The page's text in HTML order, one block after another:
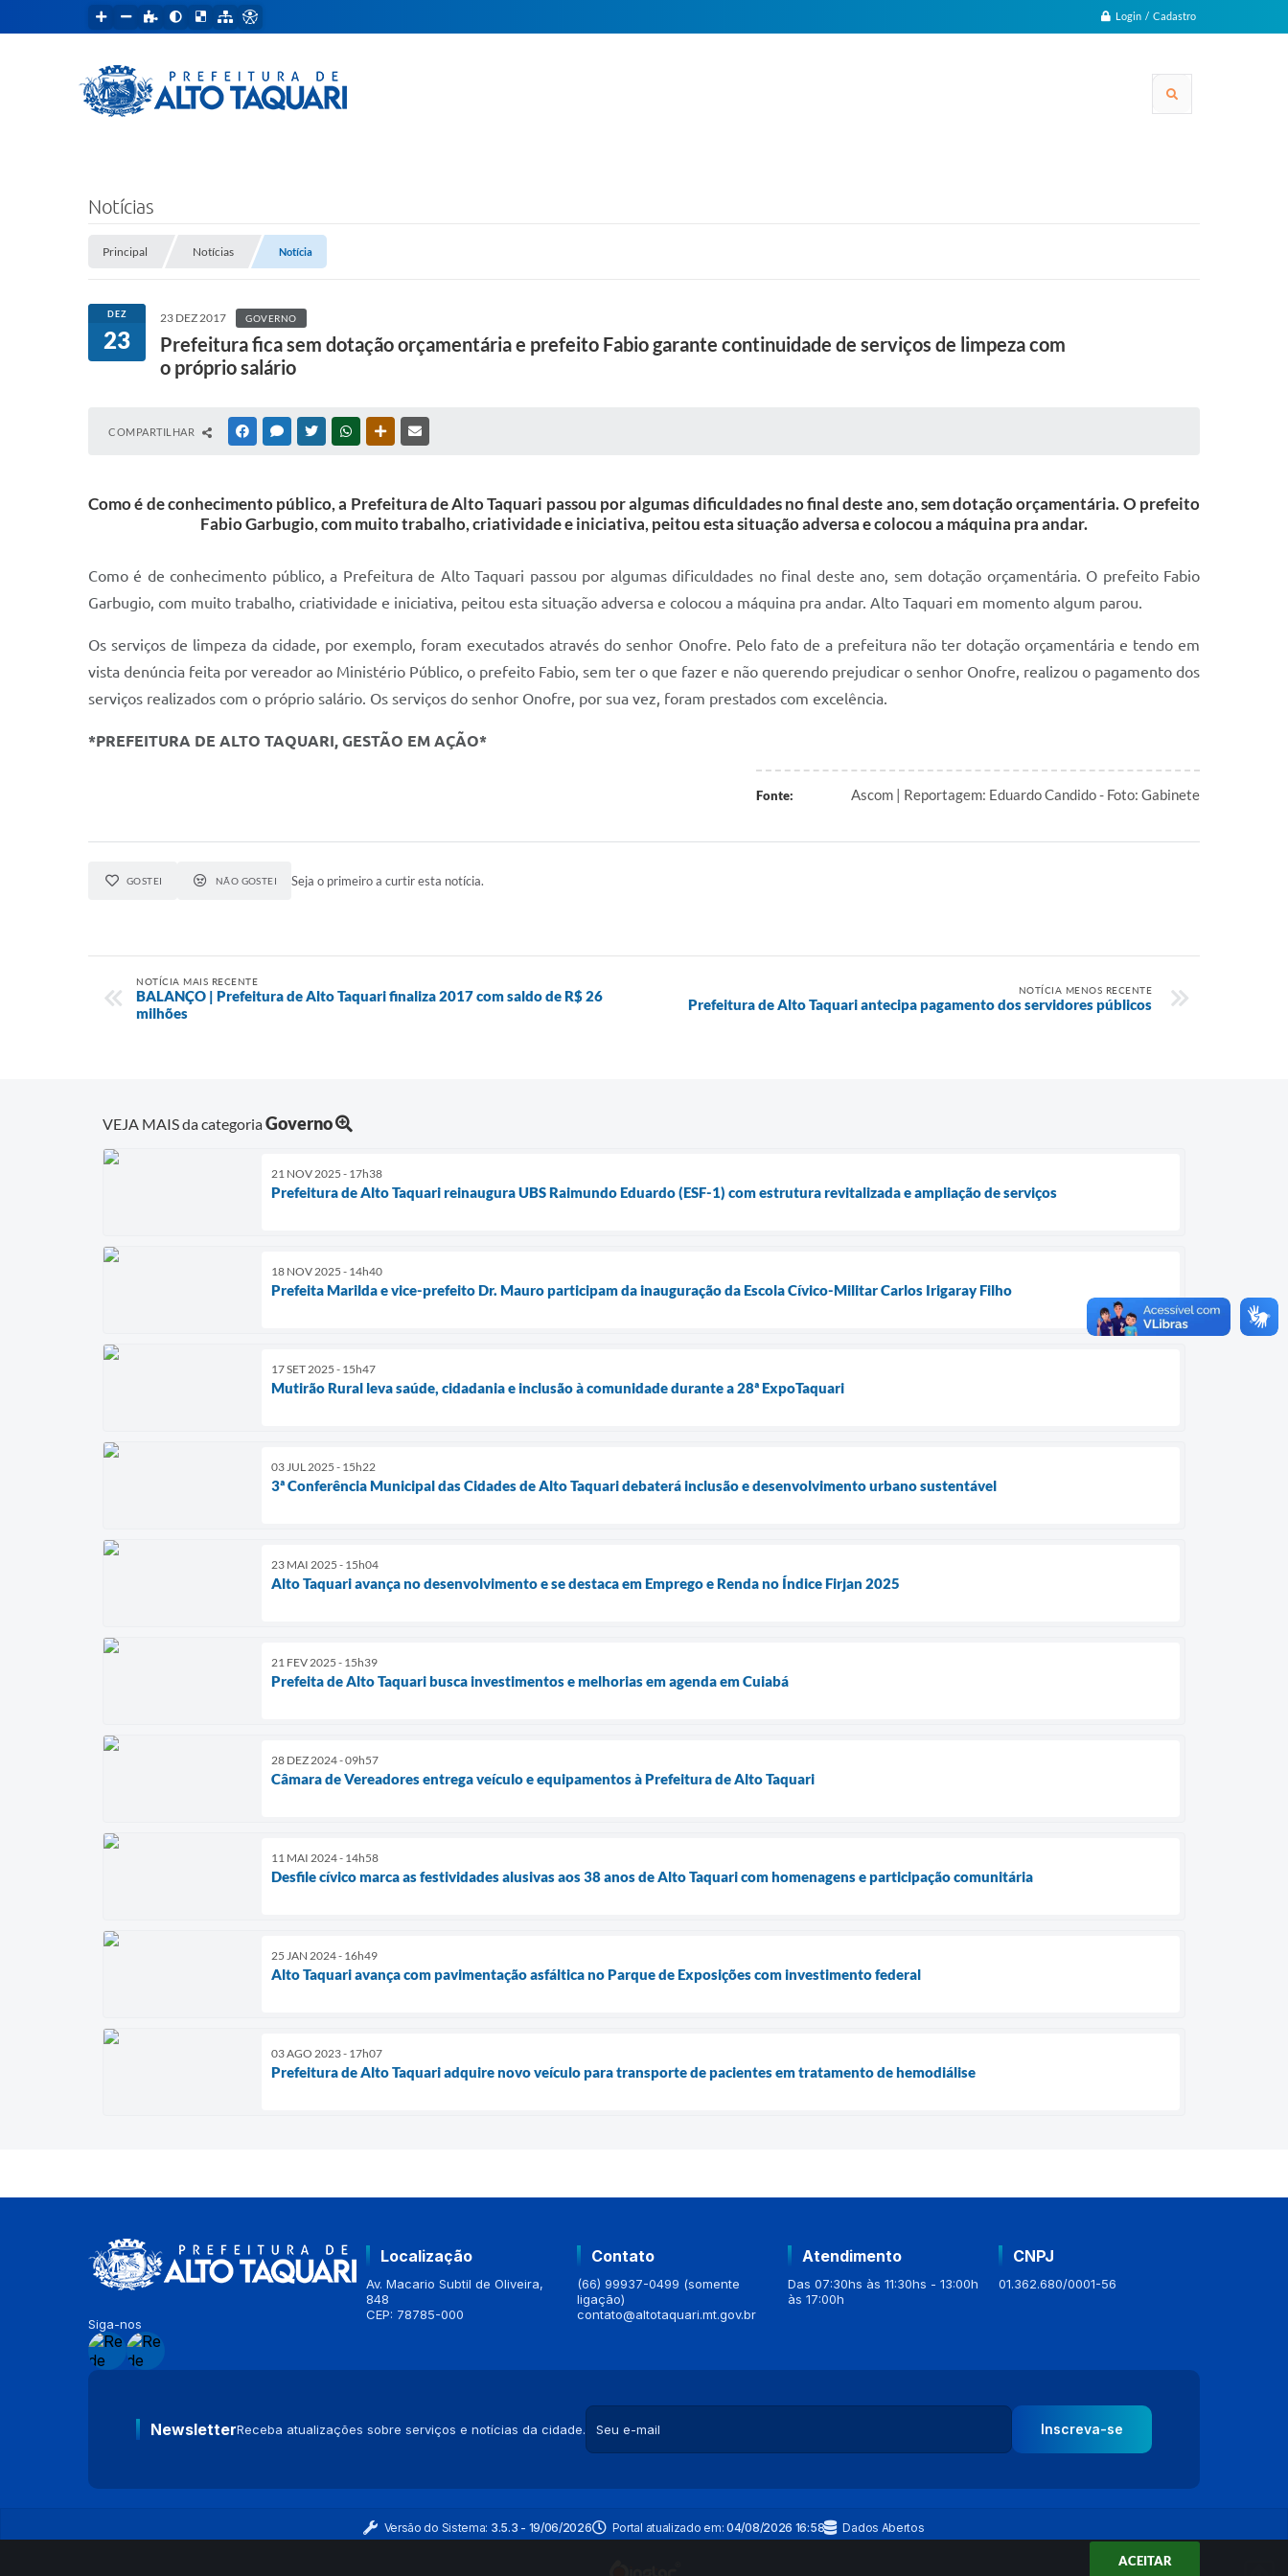
ACEITAR
Login / Cadastro
Notícias
Principal Notícias Notícia
DEZ
23
23 DEZ 2017 GOVERNO
Prefeitura fica sem dotação orçamentária e prefeito Fabio garante continuidade de serviços de limpeza com
o próprio salário
COMPARTILHAR FACEBOOKMESSENGER
TWITTERWHATSAPPOUTRAS MÍDIAS
Como é de conhecimento público, a Prefeitura de Alto Taquari passou por algumas dificuldades no final deste ano, sem dotação orçamentária. O prefeito
Fabio Garbugio, com muito trabalho, criatividade e iniciativa, peitou esta situação adversa e colocou a máquina pra andar.
Como é de conhecimento público, a Prefeitura de Alto Taquari passou por algumas dificuldades no final deste ano, sem dotação orçamentária. O prefeito Fabio
Garbugio, com muito trabalho, criatividade e iniciativa, peitou esta situação adversa e colocou a máquina pra andar. Alto Taquari em momento algum parou.
Os serviços de limpeza da cidade, por exemplo, foram executados através do senhor Onofre. Pelo fato de a prefeitura não ter dotação orçamentária e tendo em
vista denúncia feita por vereador ao Ministério Público, o prefeito Fabio, sem ter o que fazer e não querendo prejudicar o senhor Onofre, realizou o pagamento dos
serviços realizados com o próprio salário. Os serviços do senhor Onofre, por sua vez, foram prestados com excelência.
*PREFEITURA DE ALTO TAQUARI, GESTÃO EM AÇÃO*
Fonte: Ascom | Reportagem: Eduardo Candido - Foto: Gabinete
GOSTEI NÃO GOSTEI Seja o primeiro a curtir esta notícia.
NOTÍCIA MAIS RECENTE
BALANÇO | Prefeitura de Alto Taquari finaliza 2017 com saldo de R$ 26
milhões
NOTÍCIA MENOS RECENTE
Prefeitura de Alto Taquari antecipa pagamento dos servidores públicos
VEJA MAIS da categoriaGoverno
21 NOV 2025 - 17h38
Prefeitura de Alto Taquari reinaugura UBS Raimundo Eduardo (ESF-1) com estrutura revitalizada e ampliação de serviços
18 NOV 2025 - 14h40
Prefeita Marilda e vice-prefeito Dr. Mauro participam da inauguração da Escola Cívico-Militar Carlos Irigaray Filho
17 SET 2025 - 15h47
Mutirão Rural leva saúde, cidadania e inclusão à comunidade durante a 28ª ExpoTaquari
03 JUL 2025 - 15h22
3ª Conferência Municipal das Cidades de Alto Taquari debaterá inclusão e desenvolvimento urbano sustentável
23 MAI 2025 - 15h04
Alto Taquari avança no desenvolvimento e se destaca em Emprego e Renda no Índice Firjan 2025
21 FEV 2025 - 15h39
Prefeita de Alto Taquari busca investimentos e melhorias em agenda em Cuiabá
28 DEZ 2024 - 09h57
Câmara de Vereadores entrega veículo e equipamentos à Prefeitura de Alto Taquari
11 MAI 2024 - 14h58
Desfile cívico marca as festividades alusivas aos 38 anos de Alto Taquari com homenagens e participação comunitária
25 JAN 2024 - 16h49
Alto Taquari avança com pavimentação asfáltica no Parque de Exposições com investimento federal
03 AGO 2023 - 17h07
Prefeitura de Alto Taquari adquire novo veículo para transporte de pacientes em tratamento de hemodiálise
Siga-nos
Localização
Av. Macario Subtil de Oliveira,
848
CEP: 78785-000
Contato
(66) 99937-0499 (somente
ligação)
contato@altotaquari.mt.gov.br
Atendimento
Das 07:30hs às 11:30hs - 13:00h
às 17:00h
CNPJ
01.362.680/0001-56
NewsletterReceba atualizações sobre serviços e notícias da cidade. Inscreva-se
Versão do Sistema: 3.5.3 - 19/06/2026 Portal atualizado em:04/08/2026 16:58 Dados Abertos